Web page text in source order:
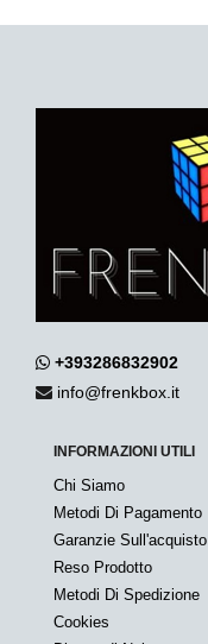
+393286832902
info@frenkbox.it
INFORMAZIONI UTILI
Chi Siamo
Metodi Di Pagamento
Garanzie Sull'acquisto
Reso Prodotto
Metodi Di Spedizione
Cookies